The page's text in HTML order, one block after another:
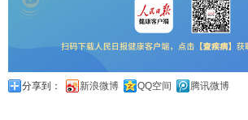
分享到： 新浪微博 QQ空间 腾讯微博